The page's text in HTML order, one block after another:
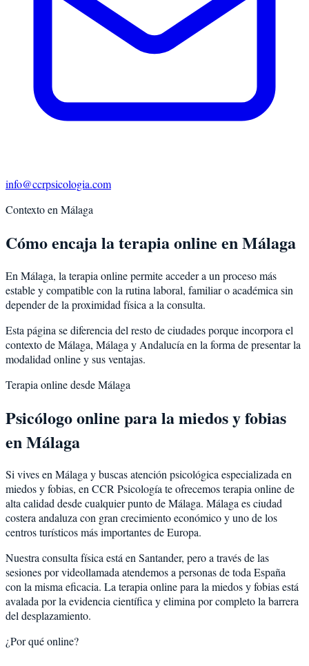
info@ccrpsicologia.com
Contexto en Málaga
Cómo encaja la terapia online en Málaga
En Málaga, la terapia online permite acceder a un proceso más
estable y compatible con la rutina laboral, familiar o académica sin
depender de la proximidad física a la consulta.
Esta página se diferencia del resto de ciudades porque incorpora el
contexto deMálaga, Málaga y Andalucía en la forma de presentar la
modalidad online y sus ventajas.
Terapia online desdeMálaga
Psicólogo online para lamiedos y fobias
enMálaga
Si vives enMálagay buscas atención psicológica especializada en
miedos y fobias, en CCR Psicología te ofrecemos terapia online de
alta calidad desde cualquier punto deMálaga. Málagaesciudad
costera andaluza con gran crecimiento económico y uno de los
centros turísticos más importantes de Europa.
Nuestra consulta física está en Santander, pero a través de las
sesiones por videollamada atendemos a personas de toda España
con la misma eficacia. La terapia online para lamiedos y fobiasestá
avalada por la evidencia científica y elimina por completo la barrera
del desplazamiento.
¿Por qué online?